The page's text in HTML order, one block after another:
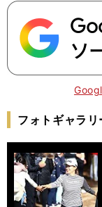
フォトギャラリ